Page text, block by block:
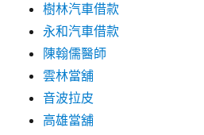
樹林汽車借款
永和汽車借款
陳翰儒醫師
雲林當舖
音波拉皮
高雄當舖